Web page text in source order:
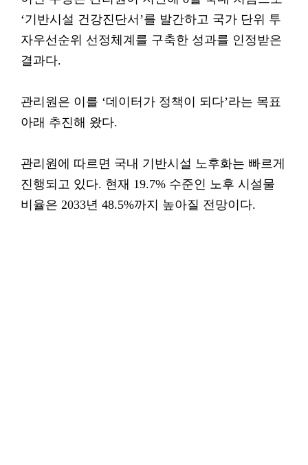
‘기반시설 건강진단서’를 발간하고 국가 단위 투
자우선순위 선정체계를 구축한 성과를 인정받은
결과다.
관리원은 이를 ‘데이터가 정책이 되다’라는 목표
아래 추진해 왔다.
관리원에 따르면 국내 기반시설 노후화는 빠르게
진행되고 있다. 현재 19.7% 수준인 노후 시설물
비율은 2033년 48.5%까지 높아질 전망이다.